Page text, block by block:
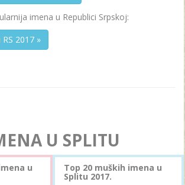
imena u Republici Srpskoj:
2017 »
U SPLITU
u Top 20 muških imena u
Splitu 2017.